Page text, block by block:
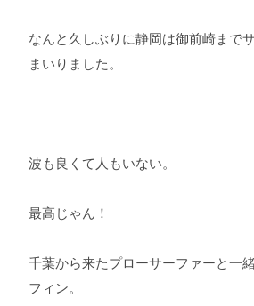
なんと久しぶりに静岡は御前崎まで
まいりました。
波も良くて人もいない。
最高じゃん！
千葉から来たプローサーファーと一
フィン。